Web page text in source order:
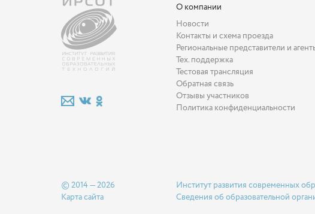
О компании
Новости
Контакты и схема проезда
Региональные представители и
Тех. поддержка
Тестовая трансляция
Обратная связь
Отзывы участников
Политика конфиденциальности
© 2014 — 2026
Карта сайта
Институт развития современных
Сведения об образовательной